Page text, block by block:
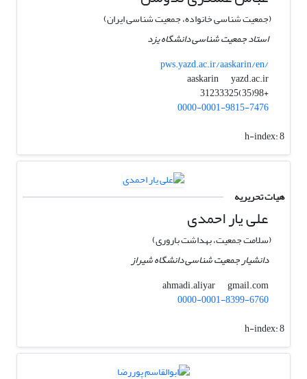
(جمعیت شناسی خانواده، جمعیت شناسی ایران)
استاد جمعیت شناسی دانشگاه یزد
pws.yazd.ac.ir/aaskarin/en/
aaskarin
yazd.ac.ir
+98(35)31233325
0000-0001-9815-7476
h-index:8
هیات تحریریه
علی یار احمدی
(سلامت جمعیت، بهداشت باروری)
دانشیار جمعیت شناسی دانشگاه شیراز
ahmadi.aliyar
gmail.com
0000-0001-8399-6760
h-index:8